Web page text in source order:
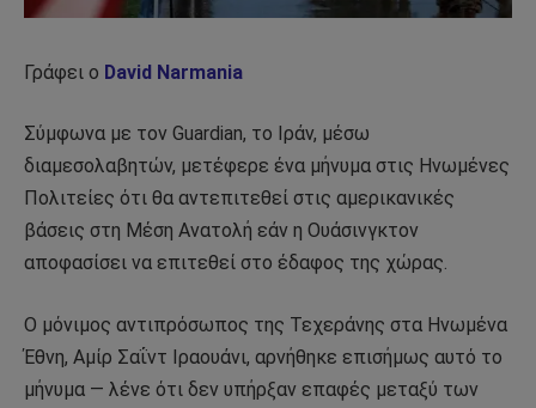
Γράφει ο David Narmania
Σύμφωνα με τον Guardian, το Ιράν, μέσω
διαμεσολαβητών, μετέφερε ένα μήνυμα στις Ηνωμένες
Πολιτείες ότι θα αντεπιτεθεί στις αμερικανικές
βάσεις στη Μέση Ανατολή εάν η Ουάσινγκτον
αποφασίσει να επιτεθεί στο έδαφος της χώρας.
Ο μόνιμος αντιπρόσωπος της Τεχεράνης στα Ηνωμένα
Έθνη, Αμίρ Σαΐντ Ιραουάνι, αρνήθηκε επισήμως αυτό το
μήνυμα — λένε ότι δεν υπήρξαν επαφές μεταξύ των